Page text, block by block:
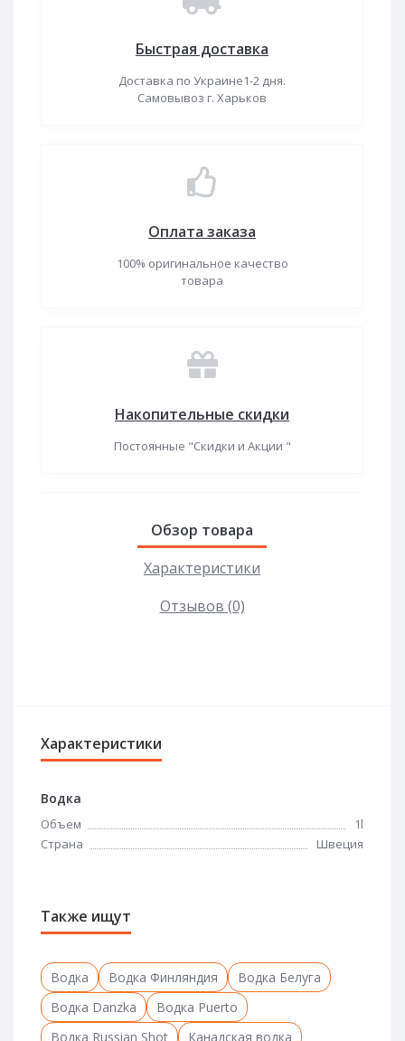
Быстрая доставка
Доставка по Украине1-2 дня.
Самовывоз г. Харьков
Оплата заказа
100% оригинальное качество
товара
Накопительные скидки
Постоянные "Скидки и Акции "
Обзор товара
Характеристики
Отзывов (0)
Характеристики
Водка
Объем
1l
Страна
Швеция
Также ищут
Водка Водка Финляндия
Водка Белуга
Водка Danzka
Водка Puerto
Водка Russian Shot
Канадская водка